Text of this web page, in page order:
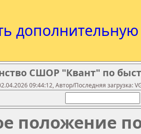
СШОР "Квант" по
09:44:12, Автор/Последняя загрузка:
положение